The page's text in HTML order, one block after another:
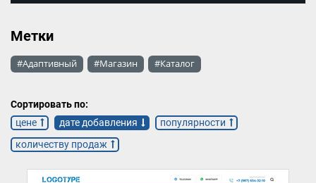
Метки
#Адаптивный #Магазин #Каталог
Сортировать по:
цене
дате добавления
популярности
количеству продаж